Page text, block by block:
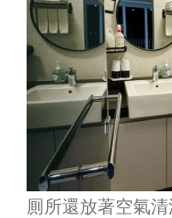
厠所還放著空氣